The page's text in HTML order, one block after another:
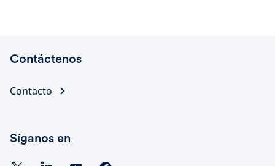
Contáctenos
Contacto
Síganos en